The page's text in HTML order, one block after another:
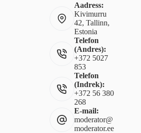
Aadress:
Kivimurru
42, Tallinn,
Estonia
Telefon
(Andres):
+372 5027
853
Telefon
(Indrek):
+372 56 380
268
E-mail:
moderator@
moderator.ee